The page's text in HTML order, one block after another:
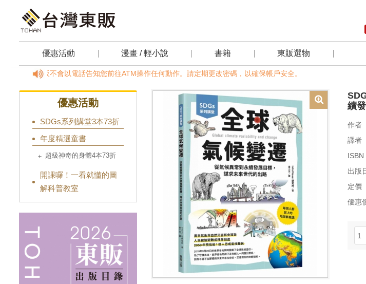
優惠活動 漫畫 / 輕小說 書籍 東販選物
販不會以電話告知您前往ATM操作任何動作。請定期更改密碼，以確保帳戶安全。
優惠活動
SDGs系列講堂3本73折
年度精選童書
超級神奇的身體4本73折
開課囉！一看就懂的圖
解科普教室
續
作者
譯者
ISBN
出版
定價
優惠